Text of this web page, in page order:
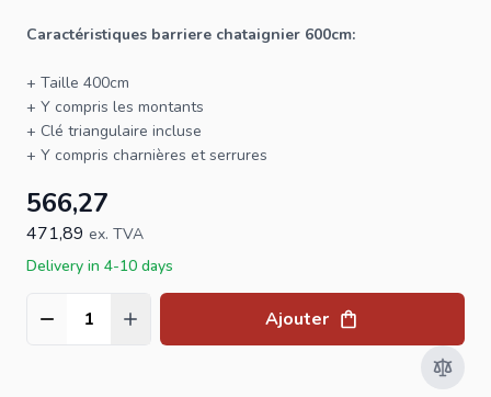
Caractéristiques barriere chataignier 600cm:
+ Taille 400cm
+ Y compris les montants
+ Clé triangulaire incluse
+ Y compris charnières et serrures
566,27
471,89 ex. TVA
Delivery in 4-10 days
Quantité Ajouter